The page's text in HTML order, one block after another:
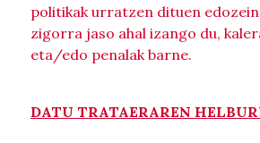
politikak urratzen dituen
zigorra jaso ahal izango du,
eta/edo penalak barne.
DATU TRATAERAREN